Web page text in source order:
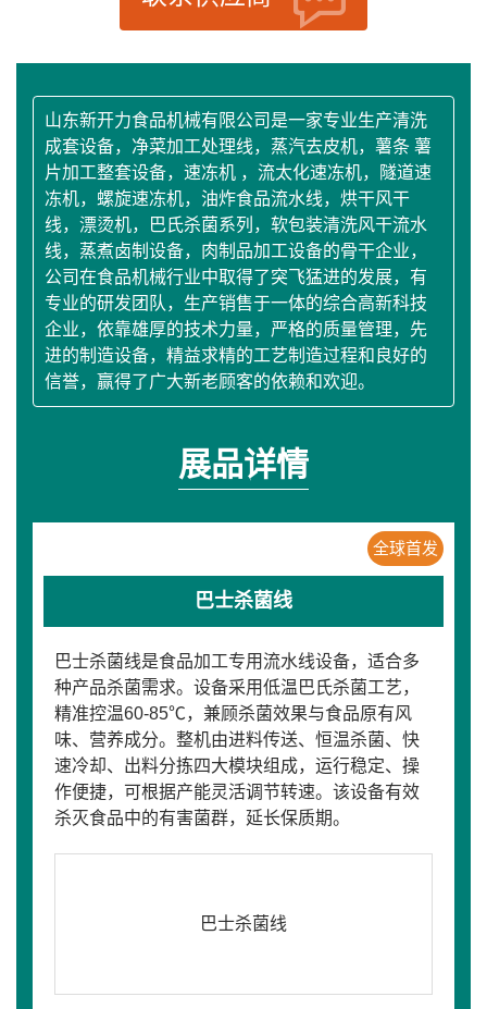
山东新开力食品机械有限公司是一家专业生产清洗
成套设备，净菜加工处理线，蒸汽去皮机，薯条 薯
片加工整套设备，速冻机 ，流太化速冻机，隧道速
冻机，螺旋速冻机，油炸食品流水线，烘干风干
线，漂烫机，巴氏杀菌系列，软包装清洗风干流水
线，蒸煮卤制设备，肉制品加工设备的骨干企业，
公司在食品机械行业中取得了突飞猛进的发展，有
专业的研发团队，生产销售于一体的综合高新科技
企业，依靠雄厚的技术力量，严格的质量管理，先
进的制造设备，精益求精的工艺制造过程和良好的
信誉，赢得了广大新老顾客的依赖和欢迎。
展品详情
全球首发
巴士杀菌线
巴士杀菌线是食品加工专用流水线设备，适合多
种产品杀菌需求。设备采用低温巴氏杀菌工艺，
精准控温60-85℃，兼顾杀菌效果与食品原有风
味、营养成分。整机由进料传送、恒温杀菌、快
速冷却、出料分拣四大模块组成，运行稳定、操
作便捷，可根据产能灵活调节转速。该设备有效
杀灭食品中的有害菌群，延长保质期。
巴士杀菌线